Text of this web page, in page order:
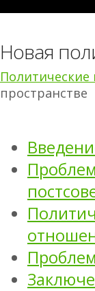
Новая
Политические
пространстве